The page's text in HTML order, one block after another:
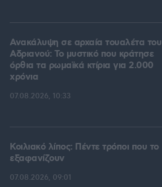
Ανακάλυψη σε αρχαία τουαλέτα του
Αδριανού: Το μυστικό που κράτησε
όρθια τα ρωμαϊκά κτίρια για 2.000
χρόνια
07.08.2026, 10:33
Κοιλιακό λίπος: Πέντε τρόποι που το
εξαφανίζουν
07.08.2026, 09:01